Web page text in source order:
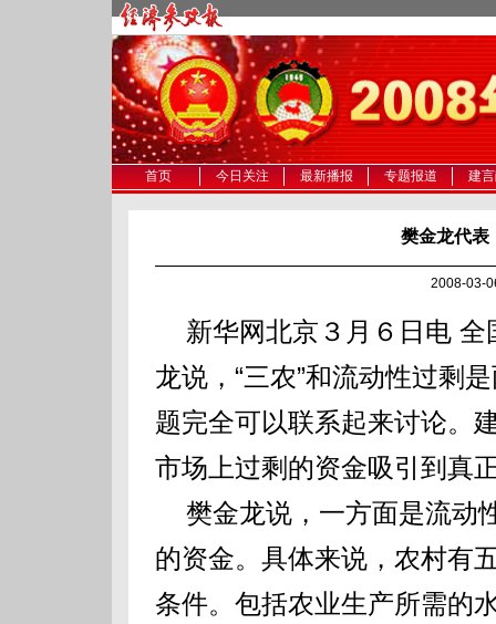
首页 今日关注 最新播报 专题报道 建
樊金龙代表
2008-03-
新华网北京３月６日电 全
龙说，“三农”和流动性过剩
题完全可以联系起来讨论。
市场上过剩的资金吸引到真
樊金龙说，一方面是流动
的资金。具体来说，农村有
条件。包括农业生产所需的